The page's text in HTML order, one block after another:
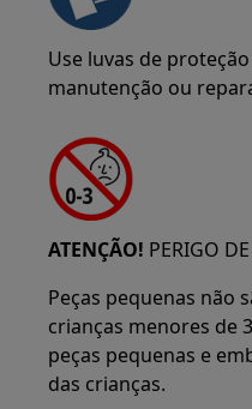
Use luvas de
manutenção ou
ATENÇÃO! PERIGO
Peças pequenas não
crianças menores de
peças pequenas e
das crianças.